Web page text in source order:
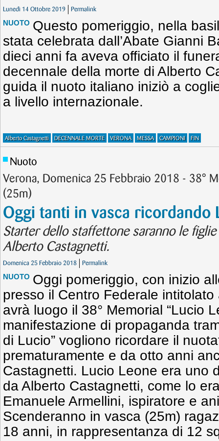
Lunedì 14 Ottobre 2019 Permalink
NUOTO Questo pomeriggio, nella
stata celebrata dall’Abate Gianni
dieci anni fa aveva officiato il
decennale della morte di Alberto
guida il nuoto italiano iniziò a
a livello internazionale.
Alberto Castagnetti DECENNALE MORTE VERONA MESSA CAMPIONI FIN
Nuoto
Verona, Domenica 25 Febbraio 2018 - 38°
(25m)
Oggi tanti in vasca ricordando
Starter dello staffettone saranno le
Alberto Castagnetti.
Domenica 25 Febbraio 2018 Permalink
NUOTO Oggi pomeriggio, con inizio
presso il Centro Federale
avrà luogo il 38° Memorial “Lucio
manifestazione di propaganda
di Lucio” vogliono ricordare il
prematuramente e da otto anni
Castagnetti. Lucio Leone era uno
da Alberto Castagnetti, come lo
Emanuele Armellini, ispiratore e
Scenderanno in vasca (25m)
18 anni, in rappresentanza di 12